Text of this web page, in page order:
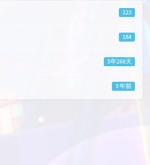
223
184
5年268天
3 年前